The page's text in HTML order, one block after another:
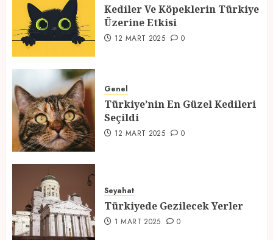
12 MART 2025 0
3
Seçildi
12 MART 2025 0
4
1 MART 2025
Kediler Ve Köpeklerin Türkiye
Üzerine Etkisi
12 MART 2025 0
Genel
Türkiye’nin En Güzel Kedileri
Seçildi
12 MART 2025 0
Seyahat
Türkiyede Gezilecek Yerler
1 MART 2025 0